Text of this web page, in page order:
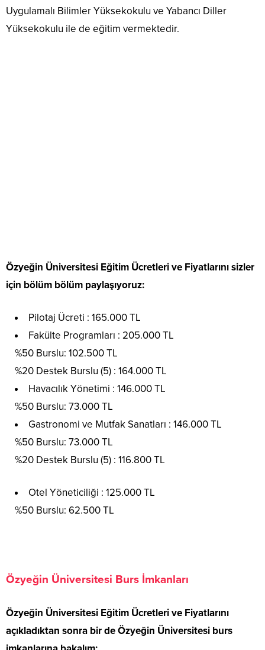
Uygulamalı Bilimler Yüksekokulu ve Yabancı Diller
Yüksekokulu ile de eğitim vermektedir.
Özyeğin Üniversitesi Eğitim Ücretleri ve Fiyatlarını sizler
için bölüm bölüm paylaşıyoruz:
Pilotaj Ücreti : 165.000 TL
Fakülte Programları : 205.000 TL
%50 Burslu: 102.500 TL
%20 Destek Burslu (5) : 164.000 TL
Havacılık Yönetimi : 146.000 TL
%50 Burslu: 73.000 TL
Gastronomi ve Mutfak Sanatları : 146.000 TL
%50 Burslu: 73.000 TL
%20 Destek Burslu (5) : 116.800 TL
Otel Yöneticiliği : 125.000 TL
%50 Burslu: 62.500 TL
Özyeğin Üniversitesi Burs İmkanları
Özyeğin Üniversitesi Eğitim Ücretleri ve Fiyatlarını
açıkladıktan sonra bir de Özyeğin Üniversitesi burs